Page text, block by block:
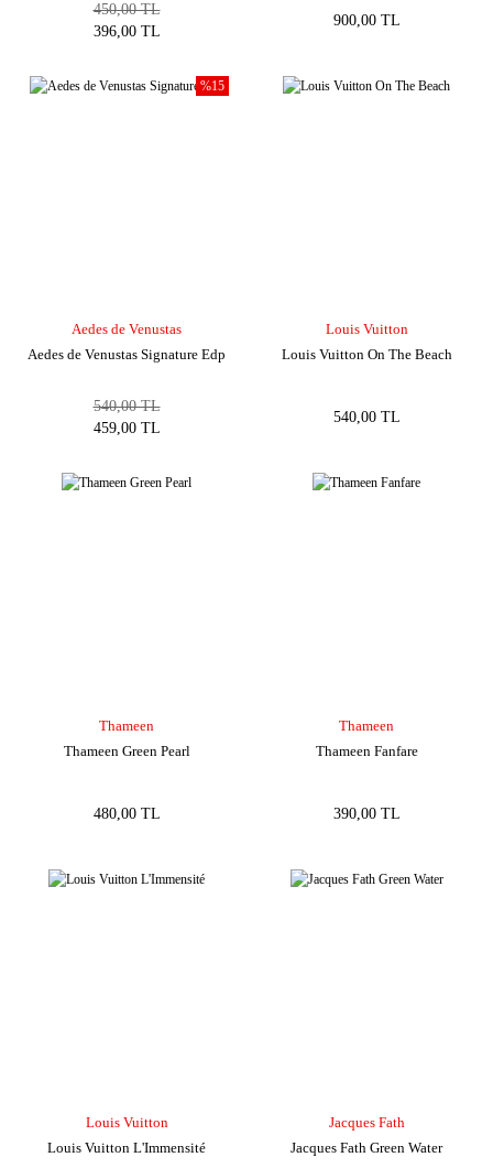
450,00 TL
396,00 TL
900,00 TL
%15
Aedes de Venustas
Aedes de Venustas Signature Edp
540,00 TL
459,00 TL
Louis Vuitton
Louis Vuitton On The Beach
540,00 TL
Thameen
Thameen Green Pearl
480,00 TL
Thameen
Thameen Fanfare
390,00 TL
Louis Vuitton
Louis Vuitton L'Immensité
Jacques Fath
Jacques Fath Green Water